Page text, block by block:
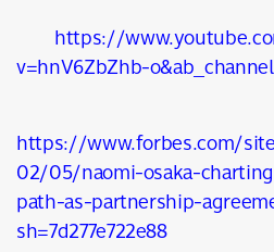
https://
v=hnV6ZbZhb-
https://www.forbes.com/
02/05/naomi-osaka-
path-as-partnership-
sh=7d277e722e88